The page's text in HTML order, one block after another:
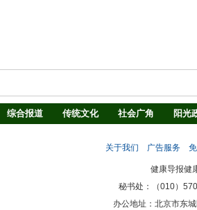
综合报道 传统文化 社会广角
阳光
关于我们 广告服务
健康导报健
秘书处：（010）
办公地址：北京市东